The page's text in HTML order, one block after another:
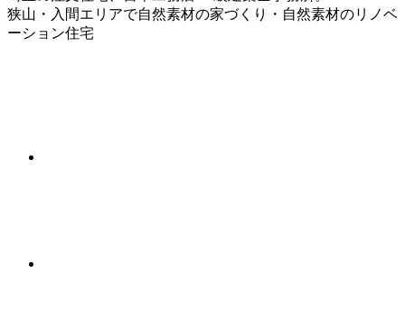
狭山・入間エリアで自然素材の家づくり・自然素材のリノベ
ーション住宅